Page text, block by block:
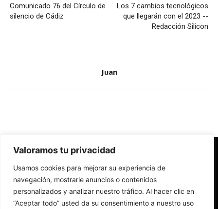
Valoramos tu privacidad
Usamos cookies para mejorar su experiencia de
navegación, mostrarle anuncios o contenidos
personalizados y analizar nuestro tráfico. Al hacer clic en
“Aceptar todo” usted da su consentimiento a nuestro uso
Comunicado 76 del Círculo de
silencio de Cádiz
Los 7 cambios tecnológicos
que llegarán con el 2023 --
Redacción Silicon
Juan
Redes Cristianas
Una mirada alternativa sobre la Iglesia católica y la sociedad
- Colectivos de Redes Cristianas